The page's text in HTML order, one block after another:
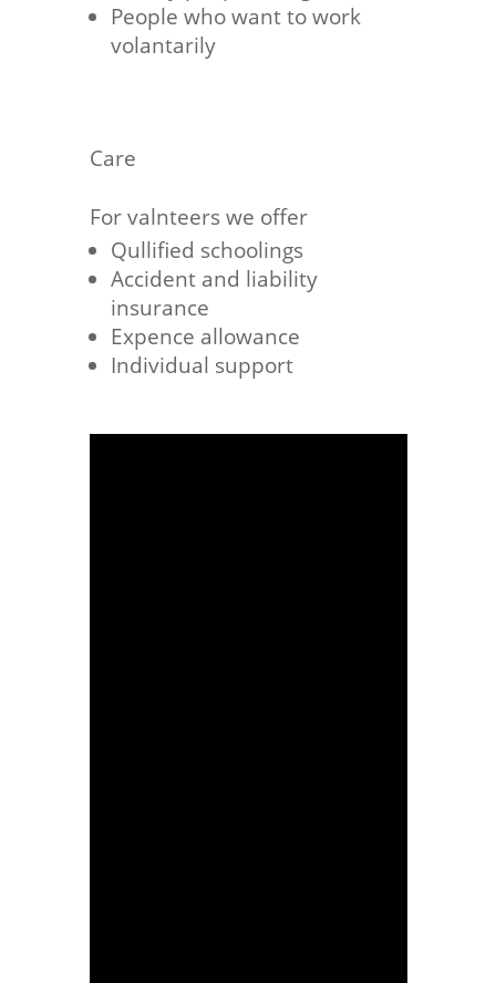
People who want to work
volantarily
Care
For valnteers we offer
Qullified schoolings
Accident and liability
insurance
Expence allowance
Individual support